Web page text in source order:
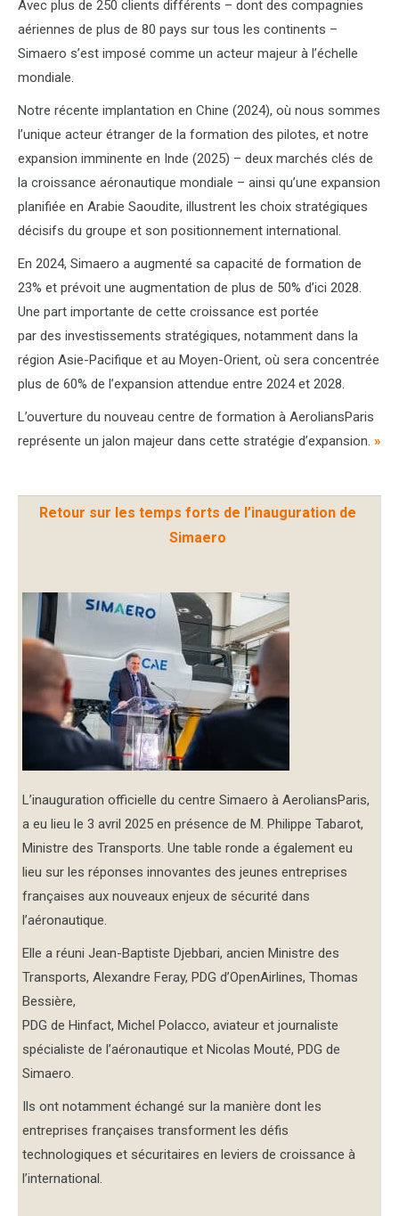
Avec plus de 250 clients différents – dont des compagnies
aériennes de plus de 80 pays sur tous les continents –
Simaero s’est imposé comme un acteur majeur à l’échelle
mondiale.
Notre récente implantation en Chine (2024), où nous sommes
l’unique acteur étranger de la formation des pilotes, et notre
expansion imminente en Inde (2025) – deux marchés clés de
la croissance aéronautique mondiale – ainsi qu’une expansion
planifiée en Arabie Saoudite, illustrent les choix stratégiques
décisifs du groupe et son positionnement international.
En 2024, Simaero a augmenté sa capacité de formation de
23% et prévoit une augmentation de plus de 50% d’ici 2028.
Une part importante de cette croissance est portée
par des investissements stratégiques, notamment dans la
région Asie-Pacifique et au Moyen-Orient, où sera concentrée
plus de 60% de l’expansion attendue entre 2024 et 2028.
L’ouverture du nouveau centre de formation à AeroliansParis
représente un jalon majeur dans cette stratégie d’expansion. »
Retour sur les temps forts de l’inauguration de
Simaero
L’inauguration officielle du centre Simaero à AeroliansParis,
a eu lieu le 3 avril 2025 en présence de M. Philippe Tabarot,
Ministre des Transports. Une table ronde a également eu
lieu sur les réponses innovantes des jeunes entreprises
françaises aux nouveaux enjeux de sécurité dans
l’aéronautique.
Elle a réuni Jean-Baptiste Djebbari, ancien Ministre des
Transports, Alexandre Feray, PDG d’OpenAirlines, Thomas
Bessière,
PDG de Hinfact, Michel Polacco, aviateur et journaliste
spécialiste de l’aéronautique et Nicolas Mouté, PDG de
Simaero.
Ils ont notamment échangé sur la manière dont les
entreprises françaises transforment les défis
technologiques et sécuritaires en leviers de croissance à
l’international.